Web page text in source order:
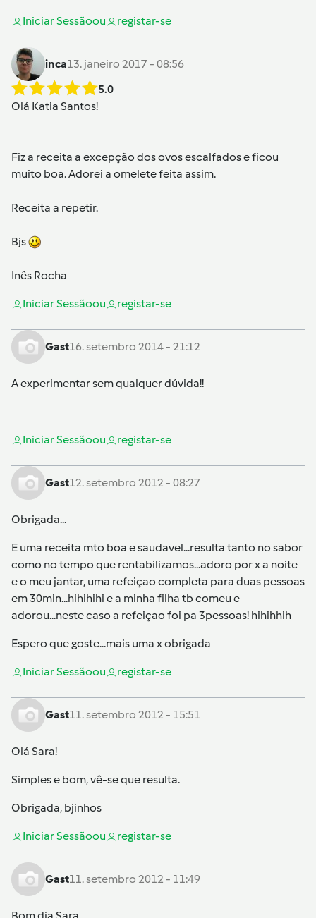
Iniciar Sessãoou registar-se
inca13. janeiro 2017 - 08:56
5.0
Olá Katia Santos!
Fiz a receita a excepção dos ovos escalfados e ficou
muito boa. Adorei a omelete feita assim.
Receita a repetir.
Bjs
Inês Rocha
Iniciar Sessãoou registar-se
Gast16. setembro 2014 - 21:12
A experimentar sem qualquer dúvida!!
Iniciar Sessãoou registar-se
Gast12. setembro 2012 - 08:27
Obrigada...
E uma receita mto boa e saudavel...resulta tanto no sabor
como no tempo que rentabilizamos...adoro por x a noite
e o meu jantar, uma refeiçao completa para duas pessoas
em 30min...hihihihi e a minha filha tb comeu e
adorou...neste caso a refeiçao foi pa 3pessoas! hihihhih
Espero que goste...mais uma x obrigada
Iniciar Sessãoou registar-se
Gast11. setembro 2012 - 15:51
Olá Sara!
Simples e bom, vê-se que resulta.
Obrigada, bjinhos
Iniciar Sessãoou registar-se
Gast11. setembro 2012 - 11:49